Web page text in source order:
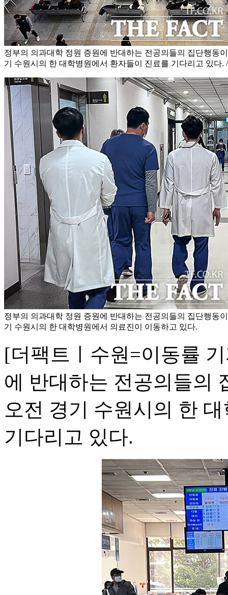
정부의 의과대학 정원 증원에 반대하는 전공의들의 집단행동
기 수원시의 한 대학병원에서 환자들이 진료를 기다리고 있다.
정부의 의과대학 정원 증원에 반대하는 전공의들의 집단행동
기 수원시의 한 대학병원에서 의료진이 이동하고 있다.
[더팩트ㅣ수원=이동률
에 반대하는 전공의들의
오전 경기 수원시의 한
기다리고 있다.